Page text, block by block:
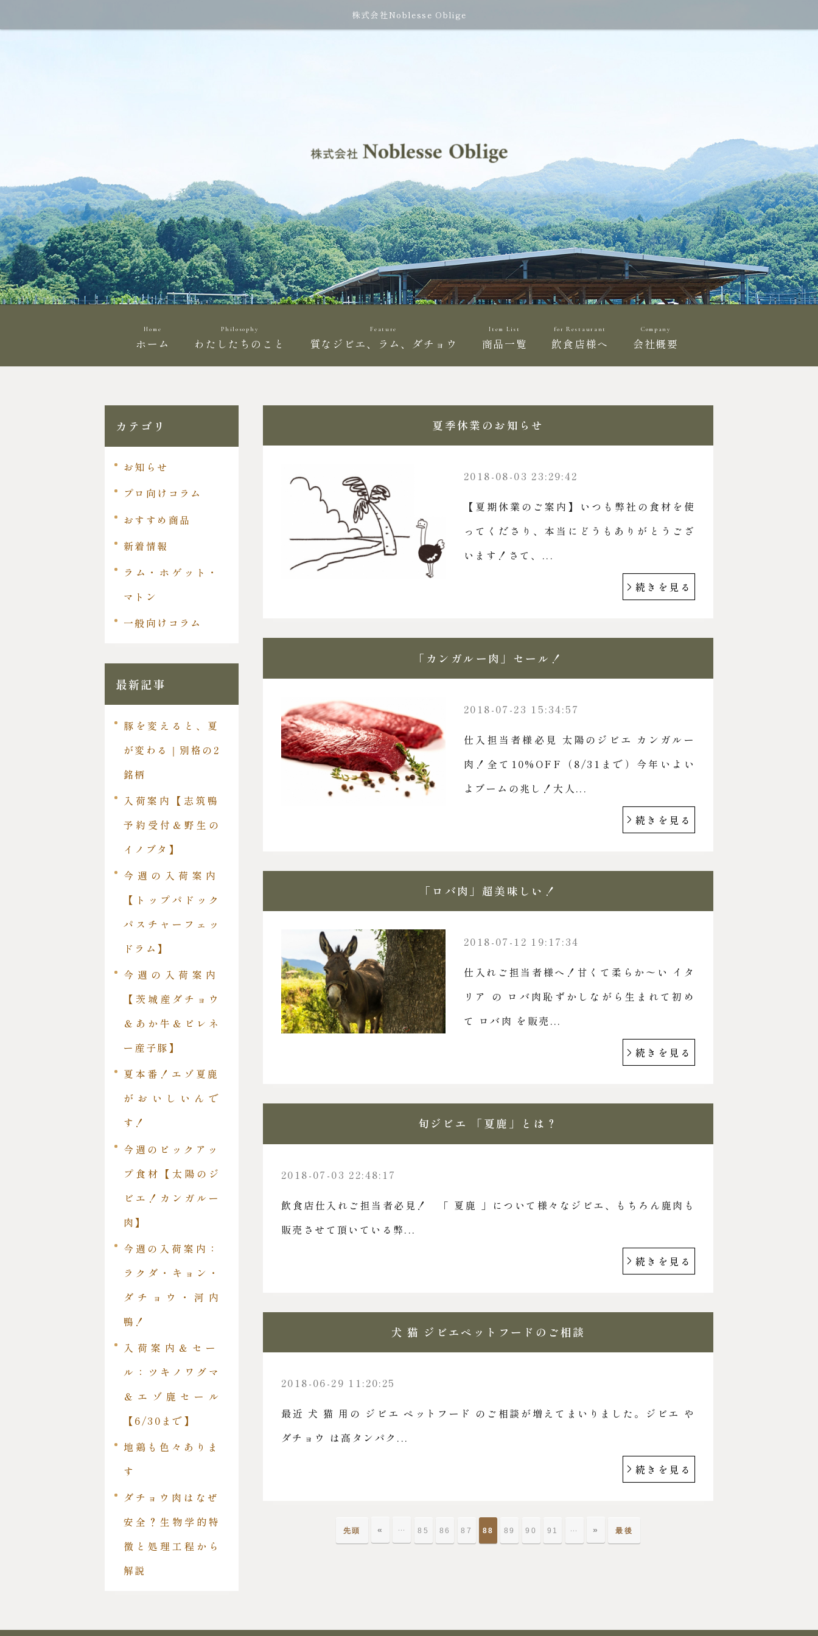
株式会社Noblesse Oblige
Home
ホーム
Philosophy
わたしたちのこと
Feature
質なジビエ、ラム、ダチョウ
Item List
商品一覧
for Restaurant
飲食店様へ
Company
会社概要
カテゴリ
お知らせ
プロ向けコラム
おすすめ商品
新着情報
ラム・ホゲット・
マトン
一般向けコラム
最新記事
豚を変えると、夏
が変わる｜別格の2
銘柄
入荷案内【志筑鴨
予約受付＆野生の
イノブタ】
今週の入荷案内
【トップパドック
パスチャーフェッ
ドラム】
今週の入荷案内
【茨城産ダチョウ
＆あか牛＆ピレネ
ー産子豚】
夏本番！エゾ夏鹿
がおいしいんで
す！
今週のピックアッ
プ食材【太陽のジ
ビエ！カンガルー
肉】
今週の入荷案内：
ラクダ・キョン・
ダチョウ・河内
鴨！
入荷案内＆セー
ル：ツキノワグマ
＆エゾ鹿セール
【6/30まで】
地鶏も色々ありま
す
ダチョウ肉はなぜ
安全？生物学的特
徴と処理工程から
解説
夏季休業のお知らせ
2018-08-03 23:29:42
【夏期休業のご案内】 いつも弊社の食材を使
ってくださり、本当にどうもありがとうござ
います！さて、...
続きを見る
「カンガルー肉」セール！
2018-07-23 15:34:57
仕入担当者様必見 太陽のジビエ カンガルー
肉！全て10%OFF（8/31まで）今年いよい
よブームの兆し！大人...
続きを見る
「ロバ肉」超美味しい！
2018-07-12 19:17:34
仕入れご担当者様へ！甘くて柔らか〜い イタ
リア の ロバ肉恥ずかしながら生まれて初め
て ロバ肉 を販売...
続きを見る
旬ジビエ 「夏鹿」とは？
2018-07-03 22:48:17
飲食店仕入れご担当者必見！ 「 夏鹿 」について様々なジビエ、もちろん鹿肉も
販売させて頂いている弊...
続きを見る
犬 猫 ジビエペットフードのご相談
2018-06-29 11:20:25
最近 犬 猫 用の ジビエ ペットフード のご相談が増えてまいりました。ジビエ や
ダチョウ は高タンパク...
続きを見る
先頭 « … 85 86 87 88 89 90 91 … » 最後